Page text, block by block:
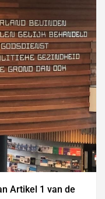
Artikel 1 van de